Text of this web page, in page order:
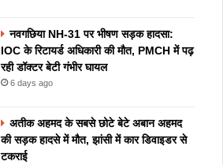
नवगछिया NH-31 पर भीषण सड़क हादसा:
IOC के रिटायर्ड अधिकारी की मौत, PMCH में पढ़
रही डॉक्टर बेटी गंभीर घायल
6 days ago
अतीक अहमद के सबसे छोटे बेटे अबान अहमद
की सड़क हादसे में मौत, झांसी में कार डिवाइडर से
टकराई